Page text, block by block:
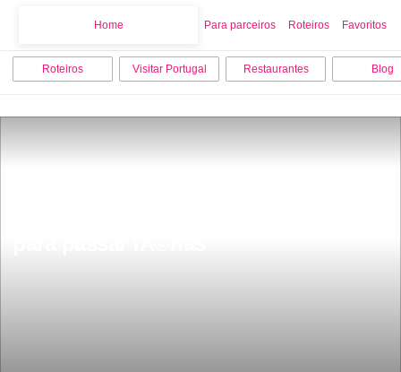
Home Para parceiros Roteiros Favoritos
Roteiros Visitar Portugal Restaurantes Blog